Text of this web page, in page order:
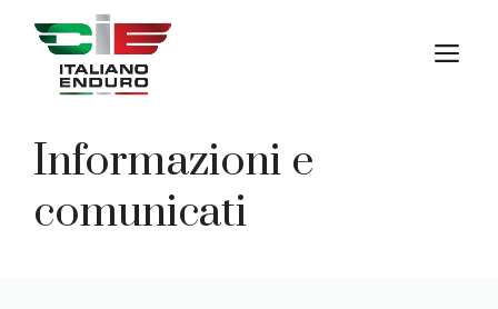
contenuto
Informazioni e
comunicati